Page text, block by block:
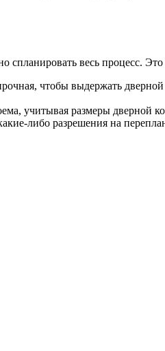
спланировать весь процесс. Это
чтобы выдержать
учитывая размеры дверной
либо разрешения на